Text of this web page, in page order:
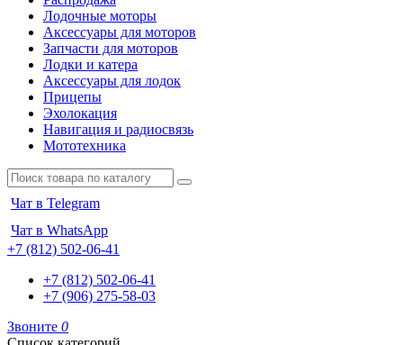
Лодочные моторы
Аксессуары для моторов
Запчасти для моторов
Лодки и катера
Аксессуары для лодок
Прицепы
Эхолокация
Навигация и радиосвязь
Мототехника
Чат в Telegram
Чат в WhatsApp
+7 (812) 502-06-41
+7 (812) 502-06-41
+7 (906) 275-58-03
Звоните 0